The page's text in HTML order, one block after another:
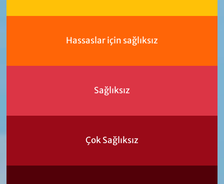
Hassaslar için sağlıksız
Sağlıksız
Çok Sağlıksız